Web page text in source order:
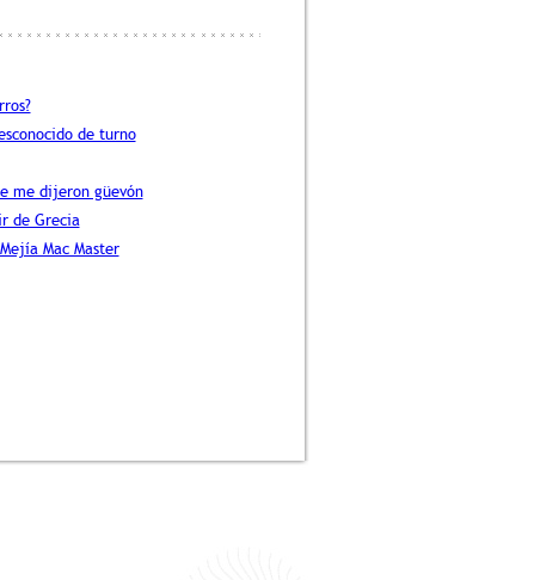
de turno
me dijeron güevón
de Grecia
Mac Master